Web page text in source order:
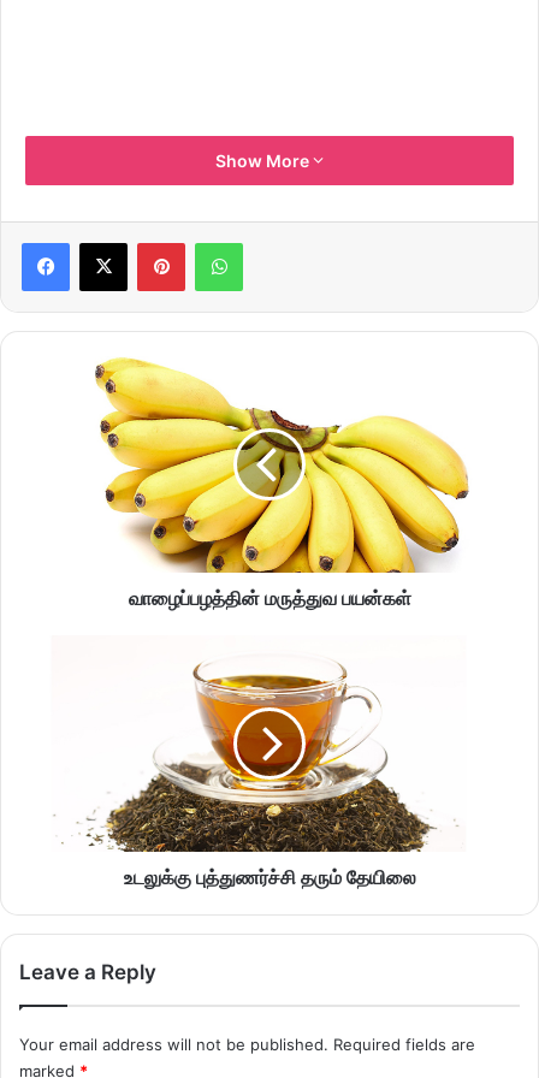
Show More
வாழைப்பழத்தின் மருத்துவ பயன்கள்
உடலுக்கு புத்துணர்ச்சி தரும் தேயிலை
Leave a Reply
Your email address will not be published. Required fields are
marked *